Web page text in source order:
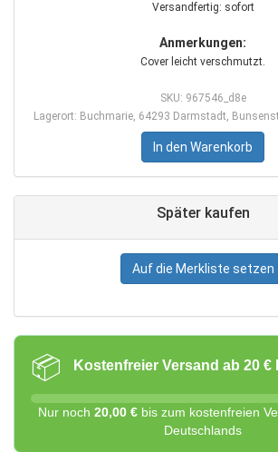
Versandfertig: sofort
Anmerkungen:
Cover leicht verschmutzt.
SKU: 967546_d8e
Lagerort: Buchmarie, 64293 Darmstadt,
In den Warenkorb
Später kaufen
Auf die Merkliste setzen
📦 Kostenfreier Versand ab 20 €
Nur noch 20,00 € bis zum kostenfreien
Deutschlands